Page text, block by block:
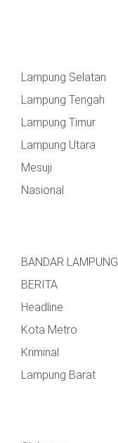
Lampung Selatan
Lampung Tengah
Lampung Timur
Lampung Utara
Mesuji
Nasional
BANDAR LAMPUNG
BERITA
Headline
Kota Metro
Kriminal
Lampung Barat